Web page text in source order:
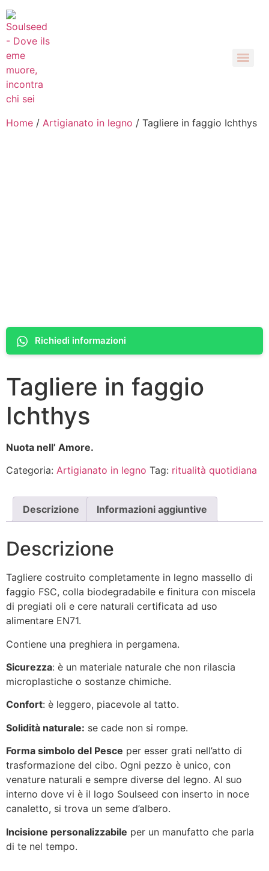
Home / Artigianato in legno / Tagliere in faggio Ichthys
Richiedi informazioni
Tagliere in faggio
Ichthys
Nuota nell’ Amore.
Categoria: Artigianato in legno Tag: ritualità quotidiana
Descrizione Informazioni aggiuntive
Descrizione
Tagliere costruito completamente in legno massello di
faggio FSC, colla biodegradabile e finitura con miscela
di pregiati oli e cere naturali certificata ad uso
alimentare EN71.
Contiene una preghiera in pergamena.
Sicurezza: è un materiale naturale che non rilascia
microplastiche o sostanze chimiche.
Confort: è leggero, piacevole al tatto.
Solidità naturale: se cade non si rompe.
Forma simbolo del Pesce per esser grati nell’atto di
trasformazione del cibo. Ogni pezzo è unico, con
venature naturali e sempre diverse del legno. Al suo
interno dove vi è il logo Soulseed con inserto in noce
canaletto, si trova un seme d’albero.
Incisione personalizzabile per un manufatto che parla
di te nel tempo.